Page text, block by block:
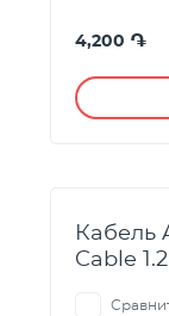
4,200 ֏
Кабель
Cable